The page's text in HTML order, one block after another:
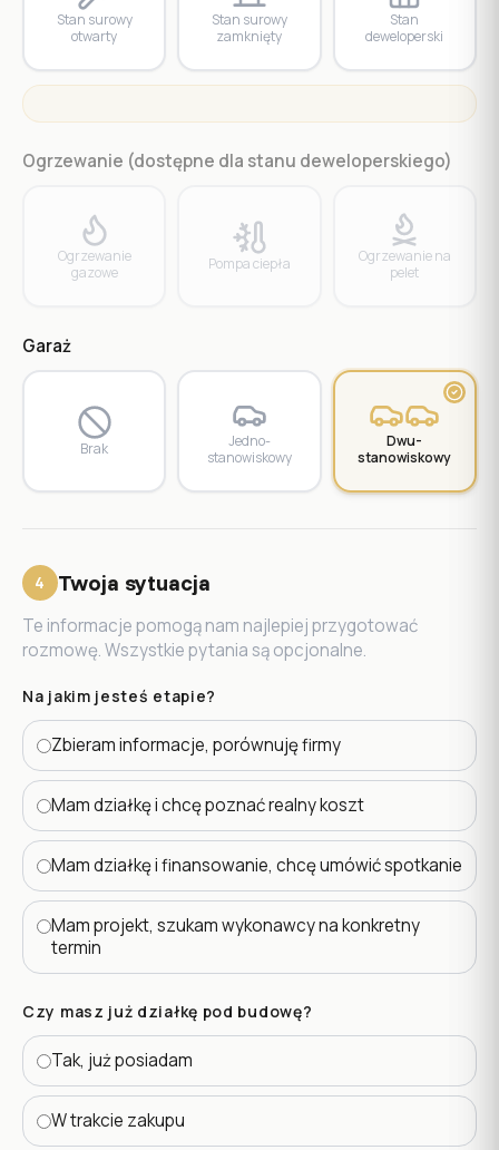
Stan surowy
otwarty
Stan surowy
zamknięty
Stan
deweloperski
Ogrzewanie (dostępne dla stanu deweloperskiego)
Ogrzewanie
gazowe
Pompa ciepła
Ogrzewanie na
pelet
Garaż
Brak
Jedno­
stanowiskowy
Dwu­
stanowiskowy
4 Twoja sytuacja
Te informacje pomogą nam najlepiej przygotować
rozmowę. Wszystkie pytania są opcjonalne.
Na jakim jesteś etapie?
Zbieram informacje, porównuję firmy
Mam działkę i chcę poznać realny koszt
Mam działkę i finansowanie, chcę umówić spotkanie
Mam projekt, szukam wykonawcy na konkretny
termin
Czy masz już działkę pod budowę?
Tak, już posiadam
W trakcie zakupu